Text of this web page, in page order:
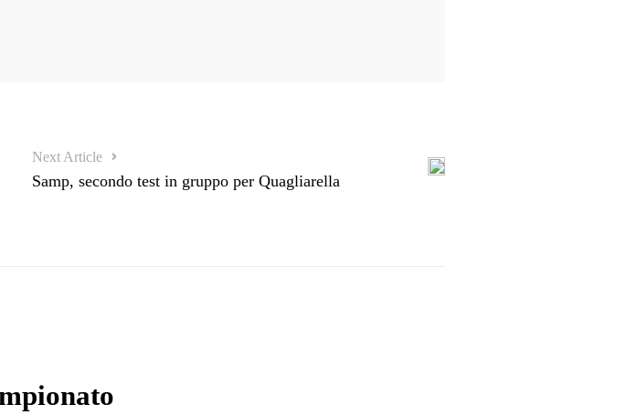
Next Article
Samp, secondo test in gruppo per Quagliarella